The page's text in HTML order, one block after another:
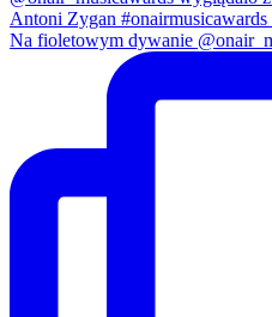
Na fioletowym dywanie